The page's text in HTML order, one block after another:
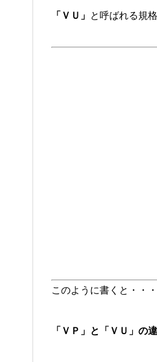
「ＶＵ」 と呼ばれる規
このように書くと・・・
「ＶＰ」と「ＶＵ」の